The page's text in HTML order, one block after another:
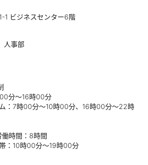
1 ビジネスセンター6階
人事部
分～16時00分
：7時00分～10時00分、16時00分～22時
働時間：8時間
：10時00分～19時00分